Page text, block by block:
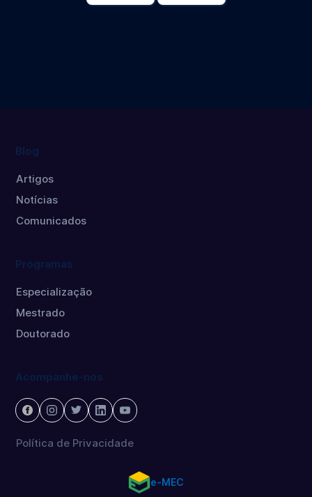
Blog
Artigos
Notícias
Comunicados
Programas
Especialização
Mestrado
Doutorado
Acompanhe-nos
Política de Privacidade
e-MEC